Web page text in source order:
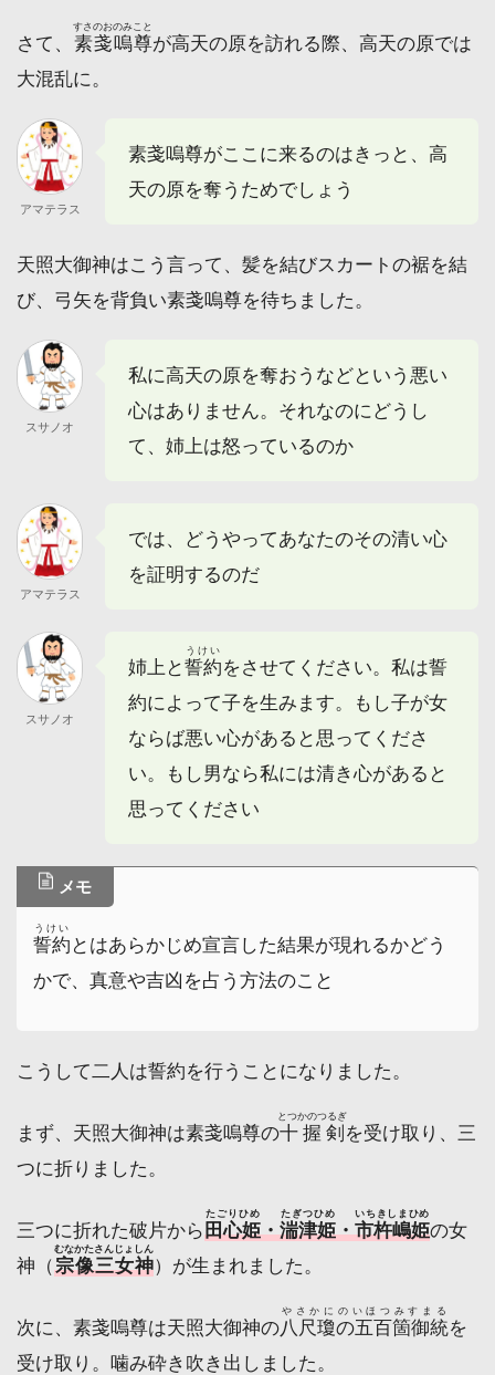
さて、 素戔嗚尊
すさのおのみこと
が高天の原を訪れる際、高天の原では
大混乱に。
アマテラス
素戔嗚尊がここに来るのはきっと、高
天の原を奪うためでしょう
天照大御神はこう言って、髪を結びスカートの裾を結
び、弓矢を背負い素戔嗚尊を待ちました。
スサノオ
私に高天の原を奪おうなどという悪い
心はありません。それなのにどうし
て、姉上は怒っているのか
アマテラス
では、どうやってあなたのその清い心
を証明するのだ
スサノオ
姉上と誓約
うけい
をさせてください。私は誓
約によって子を生みます。もし子が女
ならば悪い心があると思ってくださ
い。もし男なら私には清き心があると
思ってください
メモ
誓約
うけい
とはあらかじめ宣言した結果が現れるかどう
かで、真意や吉凶を占う方法のこと
こうして二人は誓約を行うことになりました。
まず、天照大御神は素戔嗚尊の十握剣
とつかのつるぎ
を受け取り、三
つに折りました。
三つに折れた破片から田心姫
たごりひめ
・湍津姫
たぎつひめ
・市杵嶋姫
いちきしまひめ
の女
神（宗像三女神
むなかたさんじょしん
）が生まれました。
次に、素戔嗚尊は天照大御神の八尺瓊の五百箇御統
やさかにのいほつみすまる
を
受け取り。噛み砕き吹き出しました。